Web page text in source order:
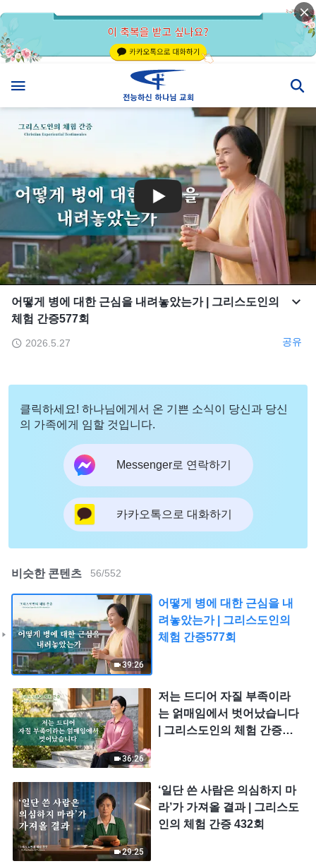
어떻게 병에 대한 근심을 내려놓았는가 | 그리스도인의
체험 간증577회
2026.5.27 공유
클릭하세요! 하나님에게서 온 기쁜 소식이 당신과 당신
의 가족에게 임할 것입니다.
Messenger로 연락하기
카카오톡으로 대화하기
비슷한 콘텐츠 56/552
39:26
어떻게 병에 대한 근심을 내
려놓았는가 | 그리스도인의
체험 간증577회
36:26
저는 드디어 자질 부족이라
는 얽매임에서 벗어났습니다
| 그리스도인의 체험 간증
29:25
‘일단 쓴 사람은 의심하지 마
라’가 가져올 결과 | 그리스도
인의 체험 간증 432회